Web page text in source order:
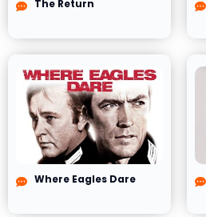
The Return
Where Eagles Dare